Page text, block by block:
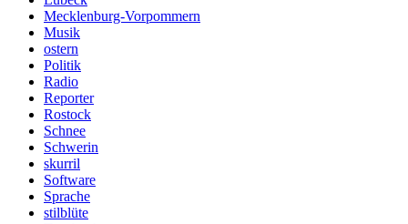
Mecklenburg-Vorpommern
Musik
ostern
Politik
Radio
Reporter
Rostock
Schnee
Schwerin
skurril
Software
Sprache
stilblüte